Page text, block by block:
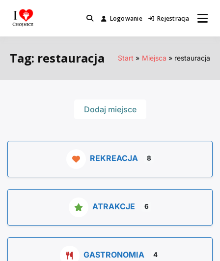
Miejsca które warto odwiedzić.
Logowanie Rejestracja
Tag: restauracja Start Miejsca restauracja
Dodaj miejsce
REKREACJA 8
ATRAKCJE 6
GASTRONOMIA 4